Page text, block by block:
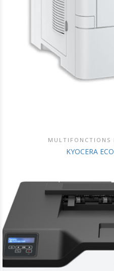
DÉCOUVRIR
MULTIFONCTIONS
KYOCERA